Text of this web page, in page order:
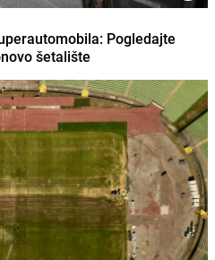
Pogledajte
šetalište